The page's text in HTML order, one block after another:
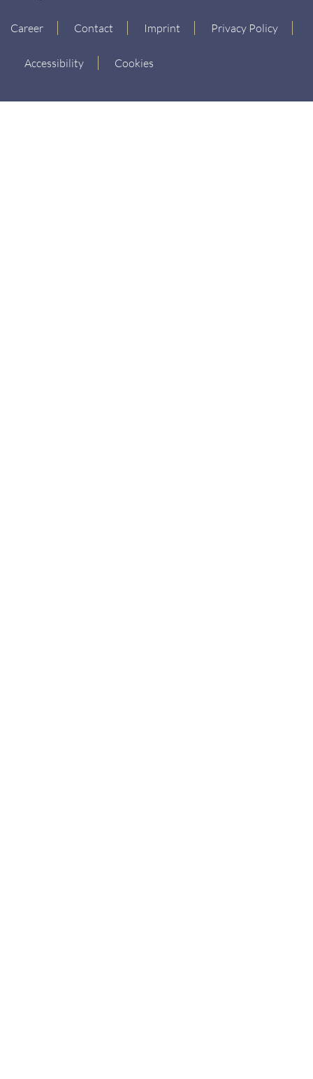
Career Contact Imprint Privacy Policy
Accessibility Cookies